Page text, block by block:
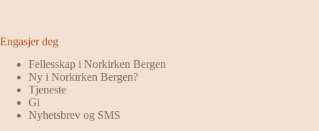
Engasjer deg
Fellesskap i Norkirken Bergen
Ny i Norkirken Bergen?
Tjeneste
Gi
Nyhetsbrev og SMS